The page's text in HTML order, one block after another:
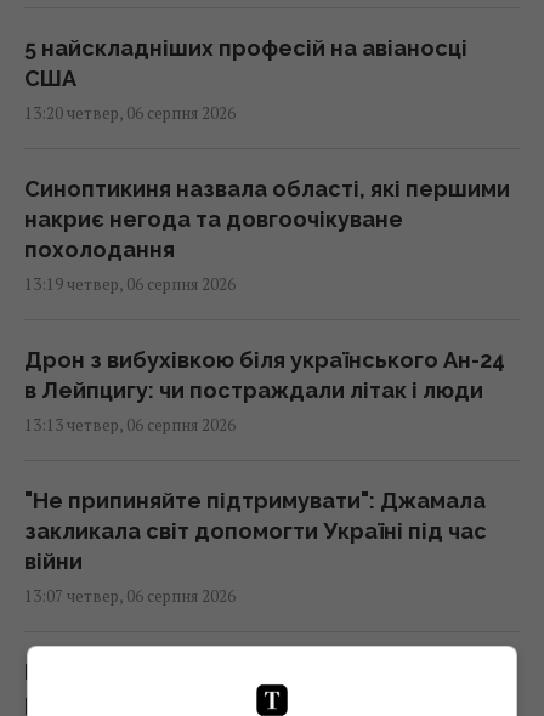
5 найскладніших професій на авіаносці
США
13:20 четвер, 06 серпня 2026
Синоптикиня назвала області, які першими
накриє негода та довгоочікуване
похолодання
13:19 четвер, 06 серпня 2026
Дрон з вибухівкою біля українського Ан-24
в Лейпцигу: чи постраждали літак і люди
13:13 четвер, 06 серпня 2026
"Не припиняйте підтримувати": Джамала
закликала світ допомогти Україні під час
війни
13:07 четвер, 06 серпня 2026
Контролюючи судові інституції, активісти
розбудовують власну систему впливу й